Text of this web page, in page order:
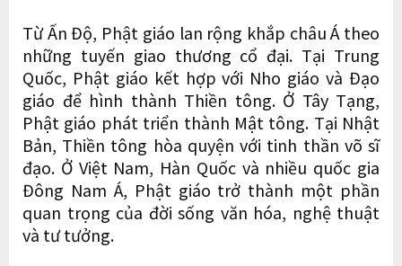
Từ Ấn Độ, Phật giáo lan rộng khắp châu Á theo
những tuyến giao thương cổ đại. Tại Trung
Quốc, Phật giáo kết hợp với Nho giáo và Đạo
giáo để hình thành Thiền tông. Ở Tây Tạng,
Phật giáo phát triển thành Mật tông. Tại Nhật
Bản, Thiền tông hòa quyện với tinh thần võ sĩ
đạo. Ở Việt Nam, Hàn Quốc và nhiều quốc gia
Đông Nam Á, Phật giáo trở thành một phần
quan trọng của đời sống văn hóa, nghệ thuật
và tư tưởng.